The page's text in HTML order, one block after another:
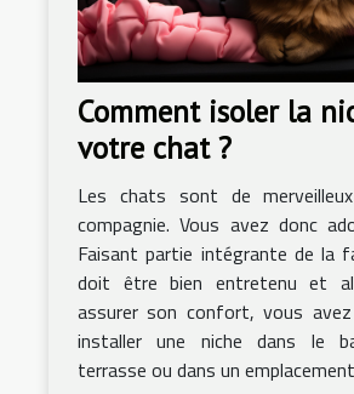
Comment isoler la
votre chat ?
Les chats sont de
compagnie. Vous avez donc
Faisant partie intégrante de la
doit être bien entretenu et
assurer son confort, vous
installer une niche dans le
terrasse ou dans un